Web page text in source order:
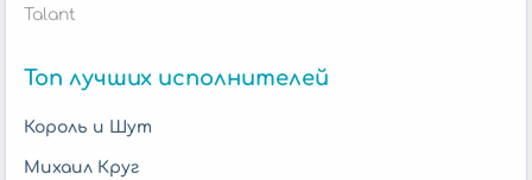
Talant
Топ лучших исполнителей
Король и Шут
Михаил Круг